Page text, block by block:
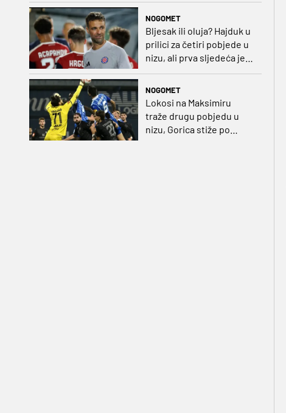
NOGOMET
Bljesak ili oluja? Hajduk u
prilici za četiri pobjede u
nizu, ali prva sljedeća je
NOGOMET
Lokosi na Maksimiru
traže drugu pobjedu u
nizu, Gorica stiže po